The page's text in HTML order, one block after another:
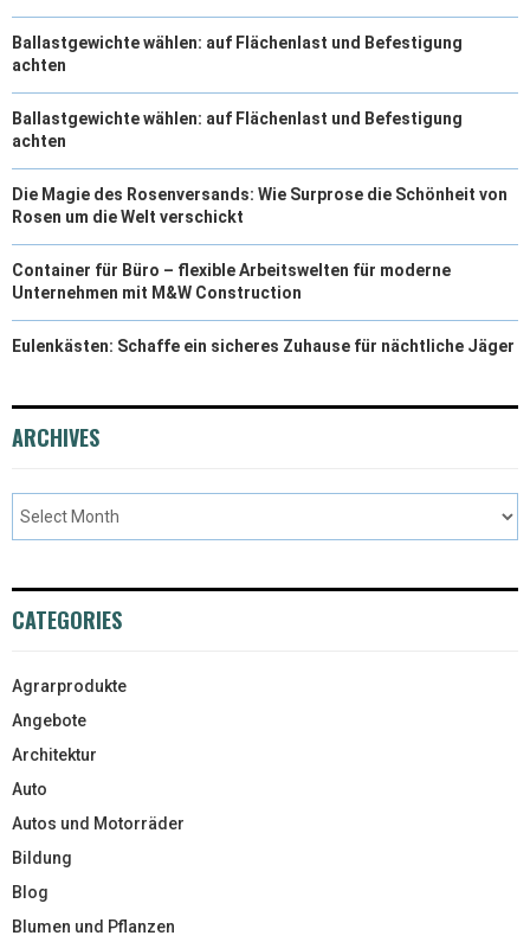
Ballastgewichte wählen: auf Flächenlast und Befestigung
achten
Ballastgewichte wählen: auf Flächenlast und Befestigung
achten
Die Magie des Rosenversands: Wie Surprose die Schönheit von
Rosen um die Welt verschickt
Container für Büro – flexible Arbeitswelten für moderne
Unternehmen mit M&W Construction
Eulenkästen: Schaffe ein sicheres Zuhause für nächtliche Jäger
ARCHIVES
CATEGORIES
Agrarprodukte
Angebote
Architektur
Auto
Autos und Motorräder
Bildung
Blog
Blumen und Pflanzen